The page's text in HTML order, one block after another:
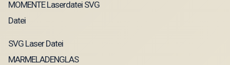
SVG Laser Datei
MARMELADENGLAS